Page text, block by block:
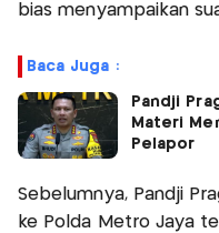
bias menyampaikan
Baca Juga :
Pandji
Materi
Pelapor
Sebelumnya, Pandji
ke Polda Metro Jaya